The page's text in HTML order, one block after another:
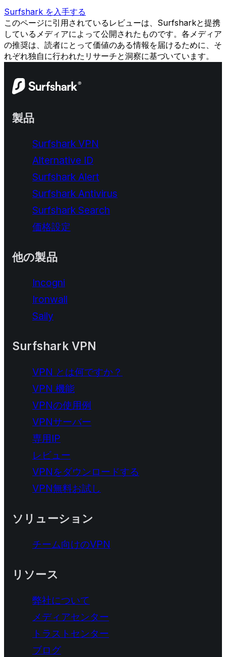
リ
な
の
で、
愛
Surfshark を入手する
このページに引用されているレビューは、Surfsharkと提携
しているメディアによって公開されたものです。各メディア
の推奨は、読者にとって価値のある情報を届けるために、そ
れぞれ独自に行われたリサーチと洞察に基づいています。
製品
Surfshark VPN
Alternative ID
Surfshark Alert
Surfshark Antivirus
Surfshark Search
価格設定
他の製品
Incogni
Ironwall
Saily
Surfshark VPN
VPN とは何ですか？
VPN 機能
VPNの使用例
VPNサーバー
専用IP
レビュー
VPNをダウンロードする
VPN無料お試し
ソリューション
チーム向けのVPN
リソース
弊社について
メディアセンター
トラストセンター
ブログ